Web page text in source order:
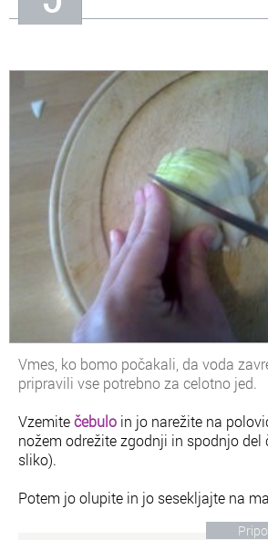
Vmes, ko bomo počakali, da voda
pripravili vse potrebno za celotno jed.
Vzemitečebulo in jo narežite na
nožem odrežite zgodnji in spodnjo del
sliko).
Potem jo olupite in jo sesekljajte na